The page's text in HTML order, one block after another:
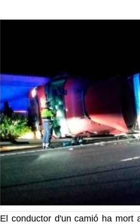
El conductor d'un camió ha mort